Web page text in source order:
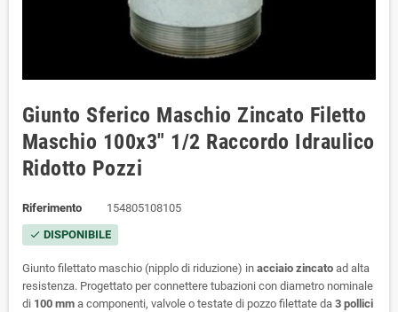
Giunto Sferico Maschio Zincato Filetto
Maschio 100x3" 1/2 Raccordo Idraulico
Ridotto Pozzi
Riferimento 154805108105
check DISPONIBILE
Giunto filettato maschio (nipplo di riduzione) in acciaio zincato ad alta
resistenza. Progettato per connettere tubazioni con diametro nominale
di 100 mm a componenti, valvole o testate di pozzo filettate da 3 pollici